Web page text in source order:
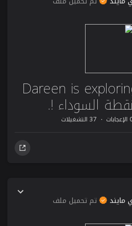
Dareen is
37 التشغيلات
مايند تم تحميل ملف